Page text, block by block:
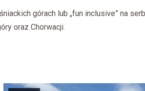
górach lub „fun inclusive” na
oraz Chorwacji.